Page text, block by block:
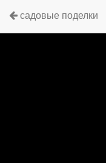
садовые поделки